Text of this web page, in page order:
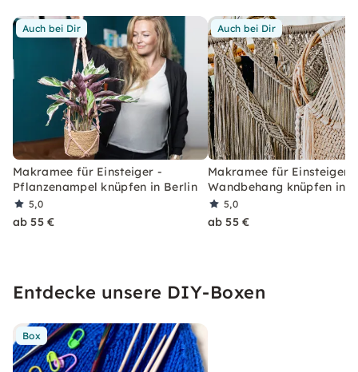
Auch bei Dir
Makramee für Einsteiger -
Pflanzenampel knüpfen in Berlin
5,0
ab 55 €
Auch bei Dir
Makramee für Einsteiger -
Wandbehang knüpfen in
5,0
ab 55 €
Entdecke unsere DIY-Boxen
Box